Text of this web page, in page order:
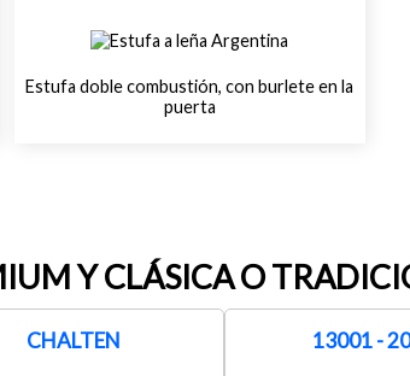
Estufa doble combustión, con burlete en la
puerta
Y CLÁSICA O
CHALTEN 13001 -